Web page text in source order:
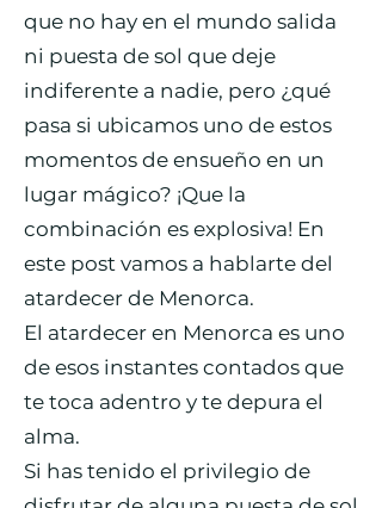
que no hay en el mundo salida
ni puesta de sol que deje
indiferente a nadie, pero ¿qué
pasa si ubicamos uno de estos
momentos de ensueño en un
lugar mágico? ¡Que la
combinación es explosiva! En
este post vamos a hablarte del
atardecer de Menorca.
El atardecer en Menorca es uno
de esos instantes contados que
te toca adentro y te depura el
alma​.
Si has tenido el privilegio de